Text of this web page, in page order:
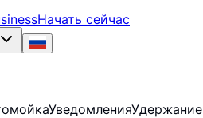
Начать сейчас
УведомленияУдержание